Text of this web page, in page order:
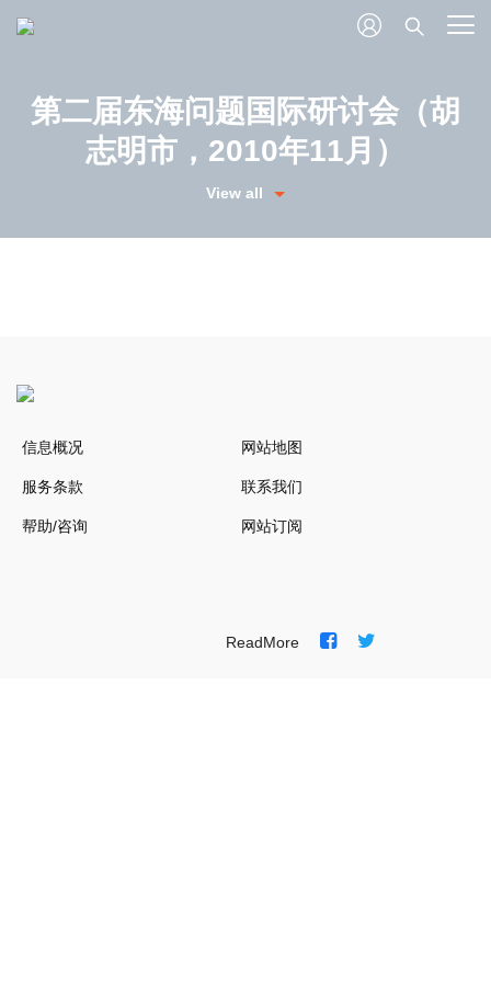
第二届东海问题国际研讨会（胡
志明市，2010年11月）
View all
信息概况 网站地图
服务条款 联系我们
帮助/咨询 网站订阅
ReadMore